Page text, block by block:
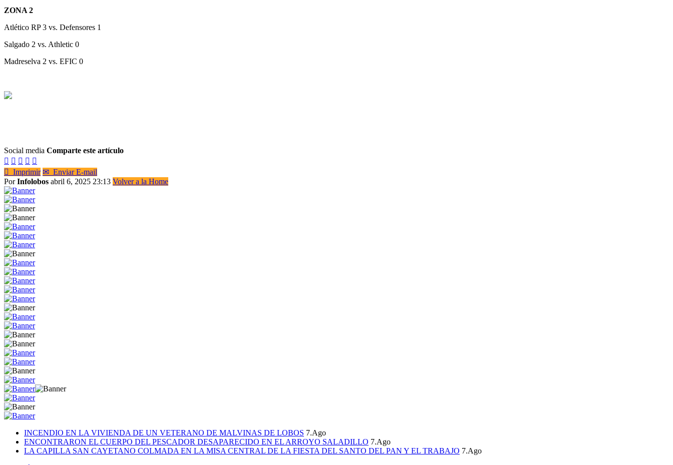
ZONA 2
Atlético RP 3 vs. Defensores 1
Salgado 2 vs. Athletic 0
Madreselva 2 vs. EFIC 0
Social media Comparte este artículo
    
 Imprimir ✉ Enviar E-mail
PorInfolobos abril 6, 2025 23:13 Volver a la Home
INCENDIO EN LA VIVIENDA DE UN VETERANO DE MALVINAS DE LOBOS 7.Ago
ENCONTRARON EL CUERPO DEL PESCADOR DESAPARECIDO EN EL ARROYO SALADILLO 7.Ago
LA CAPILLA SAN CAYETANO COLMADA EN LA MISA CENTRAL DE LA FIESTA DEL SANTO DEL PAN Y EL TRABAJO 7.Ago